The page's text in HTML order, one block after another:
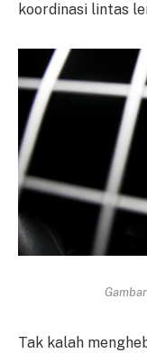
koordinasi lintas
Tak kalah